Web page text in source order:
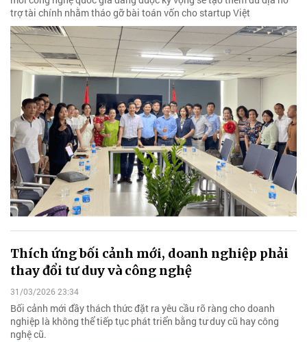
trợ tài chính nhằm tháo gỡ bài toán vốn cho startup Việt
Thích ứng bối cảnh mới, doanh nghiệp phải
thay đổi tư duy và công nghệ
31/03/2026 23:34
Bối cảnh mới đầy thách thức đặt ra yêu cầu rõ ràng cho doanh
nghiệp là không thể tiếp tục phát triển bằng tư duy cũ hay công
nghệ cũ.